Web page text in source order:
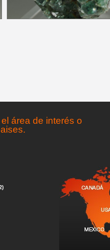
área de interés o